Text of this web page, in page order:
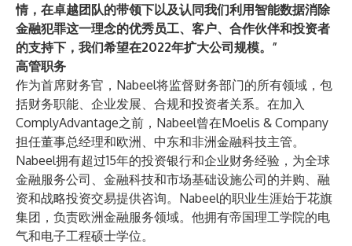
情，在卓越团队的带领下以及认同我们利用智能数据消除
金融犯罪这一理念的优秀员工、客户、合作伙伴和投资者
的支持下，我们希望在2022年扩大公司规模。”
高管职务
作为首席财务官，Nabeel将监督财务部门的所有领域，包
括财务职能、企业发展、合规和投资者关系。在加入
ComplyAdvantage之前，Nabeel曾在Moelis & Company
担任董事总经理和欧洲、中东和非洲金融科技主管。
Nabeel拥有超过15年的投资银行和企业财务经验，为全球
金融服务公司、金融科技和市场基础设施公司的并购、融
资和战略投资交易提供咨询。Nabeel的职业生涯始于花旗
集团，负责欧洲金融服务领域。他拥有帝国理工学院的电
气和电子工程硕士学位。